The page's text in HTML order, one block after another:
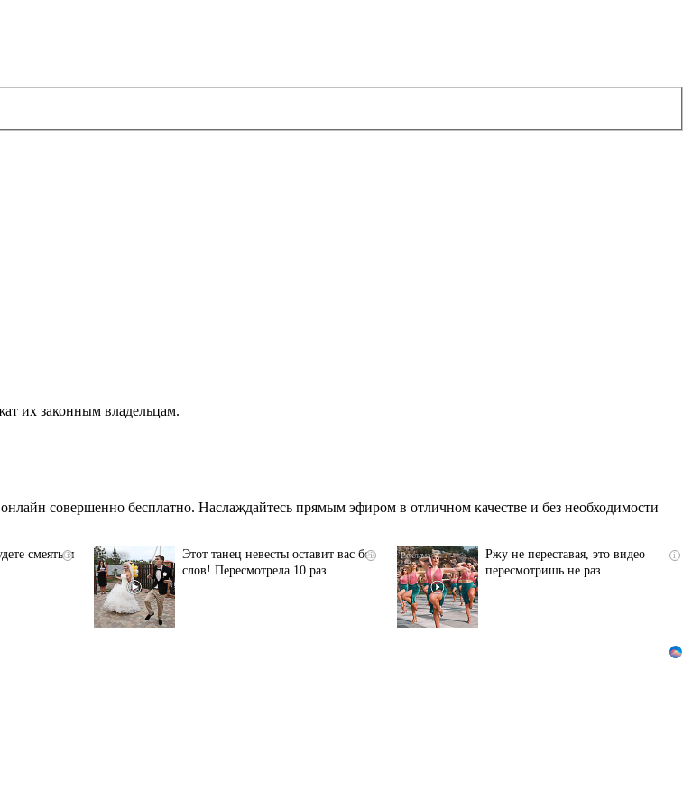
их законным владельцам.
совершенно бесплатно. Наслаждайтесь прямым эфиром в отличном качестве и без необходимости
i
смеяться
i
Этот танец невесты оставит вас без
слов! Пересмотрела 10 раз
i
Ржу не переставая, это видео
пересмотришь не раз